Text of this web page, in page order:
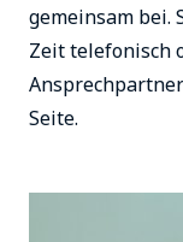
gemeinsam bei.
Zeit telefonisch
Seite.